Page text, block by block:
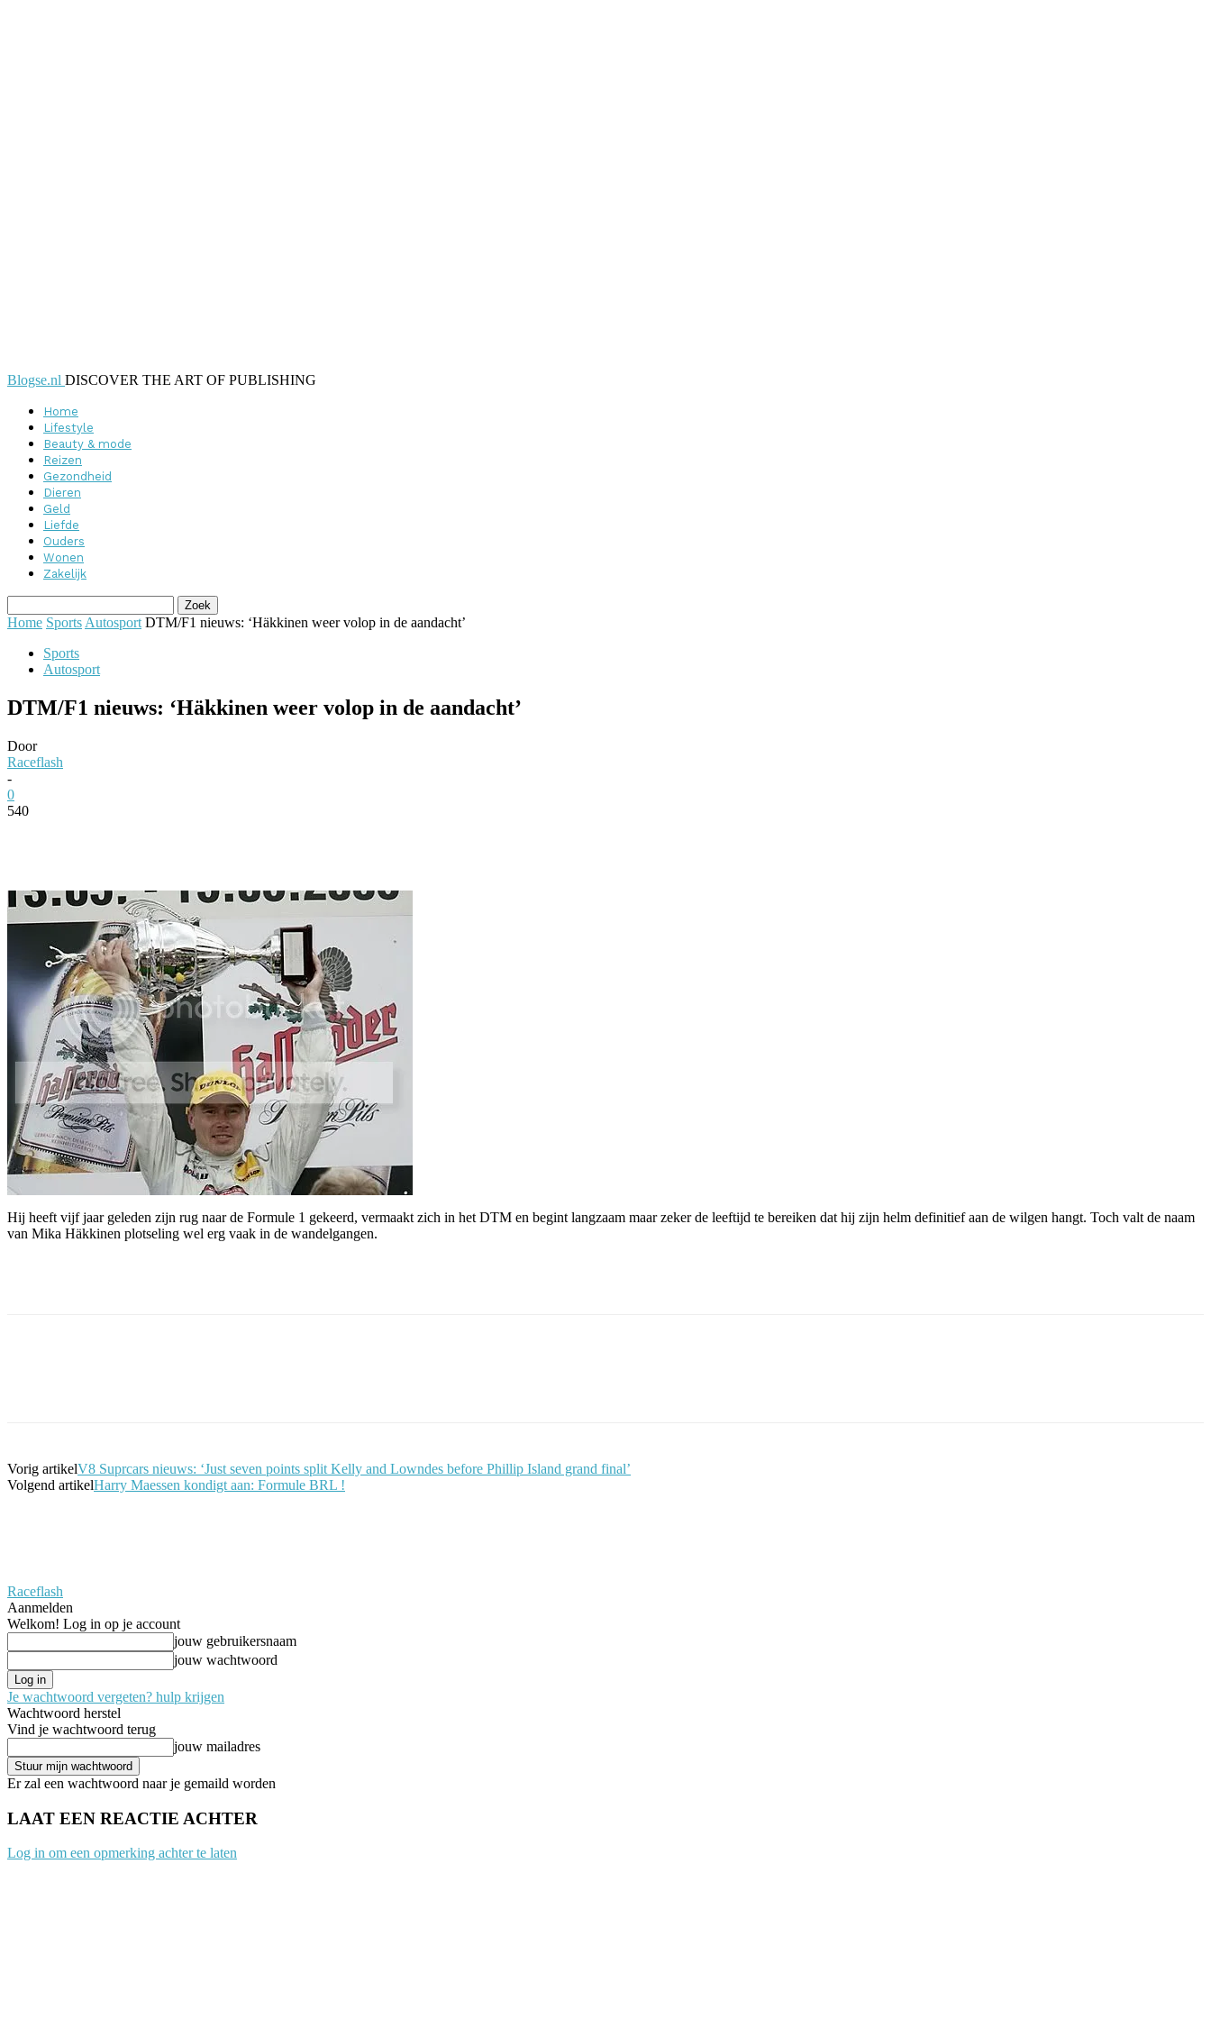
Blogse.nl DISCOVER THE ART OF PUBLISHING
Home
Lifestyle
Beauty & mode
Reizen
Gezondheid
Dieren
Geld
Liefde
Ouders
Wonen
Zakelijk
Home Sports Autosport DTM/F1 nieuws: ‘Häkkinen weer volop in de aandacht’
Sports
Autosport
DTM/F1 nieuws: ‘Häkkinen weer volop in de aandacht’
Door
Raceflash
-
0
540
Hij heeft vijf jaar geleden zijn rug naar de Formule 1 gekeerd, vermaakt zich in het DTM en begint langzaam maar zeker de leeftijd te bereiken dat hij zijn helm definitief aan de wilgen hangt. Toch valt de naam
van Mika Häkkinen plotseling wel erg vaak in de wandelgangen.
Vorig artikelV8 Suprcars nieuws: ‘Just seven points split Kelly and Lowndes before Phillip Island grand final’
Volgend artikelHarry Maessen kondigt aan: Formule BRL !
Raceflash
Aanmelden
Welkom! Log in op je account
jouw gebruikersnaam
jouw wachtwoord
Je wachtwoord vergeten? hulp krijgen
Wachtwoord herstel
Vind je wachtwoord terug
jouw mailadres
Er zal een wachtwoord naar je gemaild worden
LAAT EEN REACTIE ACHTER
Log in om een opmerking achter te laten